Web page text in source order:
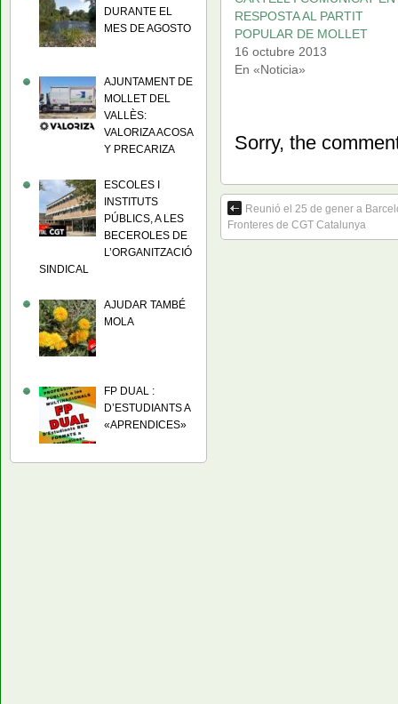
RESPOSTA AL PARTIT
POPULAR DE MOLLET
16 octubre 2013
En «Noticia»
Sorry, the
Reunió el 25 de gener a
Fronteres de CGT Catalunya
DURANTE EL
MES DE AGOSTO
AJUNTAMENT DE
MOLLET DEL
VALLÈS:
VALORIZA ACOSA
Y PRECARIZA
ESCOLES I
INSTITUTS
PÚBLICS, A LES
BECEROLES DE
L’ORGANITZACIÓ
SINDICAL
AJUDAR TAMBÉ
MOLA
FP DUAL :
D’ESTUDIANTS A
«APRENDICES»